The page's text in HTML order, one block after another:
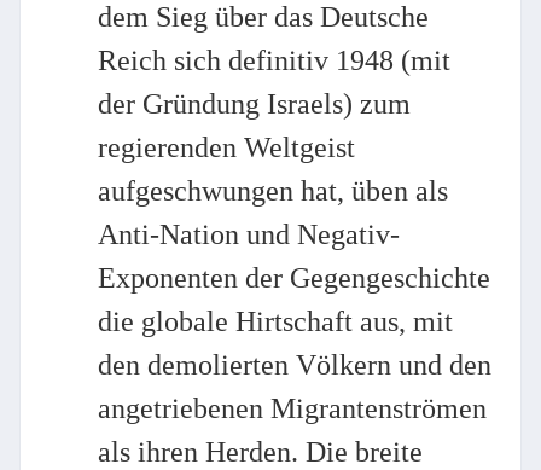
dem Sieg über das Deutsche
Reich sich definitiv 1948 (mit
der Gründung Israels) zum
regierenden Weltgeist
aufgeschwungen hat, üben als
Anti-Nation und Negativ-
Exponenten der Gegengeschichte
die globale Hirtschaft aus, mit
den demolierten Völkern und den
angetriebenen Migrantenströmen
als ihren Herden. Die breite